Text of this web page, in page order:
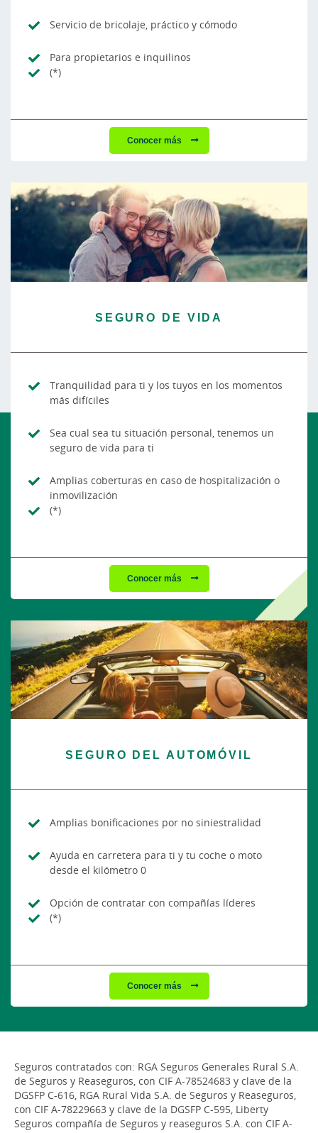
Servicio de bricolaje, práctico y cómodo
Para propietarios e inquilinos
(*)
Conocer más
SEGURO DE VIDA
Tranquilidad para ti y los tuyos en los momentos
más difíciles
Sea cual sea tu situación personal, tenemos un
seguro de vida para ti
Amplias coberturas en caso de hospitalización o
inmovilización
(*)
Conocer más
SEGURO DEL AUTOMÓVIL
Amplias bonificaciones por no siniestralidad
Ayuda en carretera para ti y tu coche o moto
desde el kilómetro 0
Opción de contratar con compañías líderes
(*)
Conocer más
Seguros contratados con: RGA Seguros Generales Rural S.A.
de Seguros y Reaseguros, con CIF A-78524683 y clave de la
DGSFP C-616, RGA Rural Vida S.A. de Seguros y Reaseguros,
con CIF A-78229663 y clave de la DGSFP C-595, Liberty
Seguros compañía de Seguros y reaseguros S.A. con CIF A-